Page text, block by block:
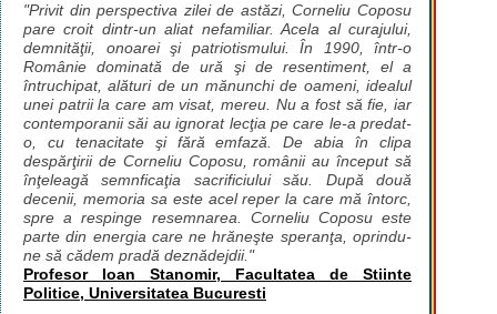
"Privit din perspectiva zilei de astăzi, Corneliu Coposu
pare croit dintr-un aliat nefamiliar. Acela al curajului,
demnităţii, onoarei şi patriotismului. În 1990, într-o
Românie dominată de ură şi de resentiment, el a
întruchipat, alături de un mănunchi de oameni, idealul
unei patrii la care am visat, mereu. Nu a fost să fie, iar
contemporanii săi au ignorat lecţia pe care le-a predat-
o, cu tenacitate şi fără emfază. De abia în clipa
despărţirii de Corneliu Coposu, românii au început să
înţeleagă semnficaţia sacrificiului său. După două
decenii, memoria sa este acel reper la care mă întorc,
spre a respinge resemnarea. Corneliu Coposu este
parte din energia care ne hrăneşte speranţa, oprindu-
ne să cădem pradă deznădejdii."
Profesor Ioan Stanomir, Facultatea de Stiinte
Politice, Universitatea Bucuresti